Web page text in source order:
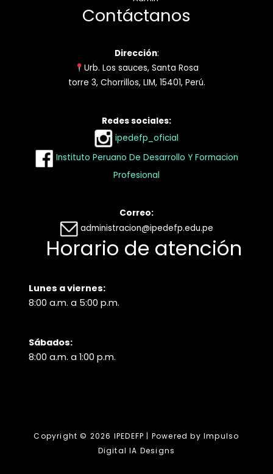
Contáctanos
Dirección:
Urb. Los sauces, Santa Rosa
torre 3, Chorrillos, LIM, 15401, Perú.
Redes sociales:
ipedefp_oficial
Instituto Peruano De Desarrollo Y Formacion
Profesional
Correo:
administracion@ipedefp.edu.pe
Horario de atención
Lunes a viernes:
8:00 a.m. a 5:00 p.m.
Sábados:
8:00 a.m. a 1:00 p.m.
Copyright © 2026 IPEDEFP | Powered by Impulso
Digital IA Designs